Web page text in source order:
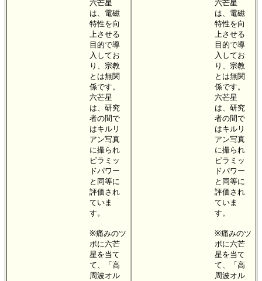
六芒星
は、電磁
特性を向
上させる
目的で導
入してお
り、宗教
とは無関
係です。
六芒星
は、研究
者の間で
はキルリ
アン写真
に撮られ
ピラミッ
ドパワー
と同等に
評価され
ていま
す。
※痛みのツ
ボに六芒
星を当て
て、「高
周波オル
六芒星
は、電磁
特性を向
上させる
目的で導
入してお
り、宗教
とは無関
係です。
六芒星
は、研究
者の間で
はキルリ
アン写真
に撮られ
ピラミッ
ドパワー
と同等に
評価され
ていま
す。
※痛みのツ
ボに六芒
星を当て
て、「高
周波オル